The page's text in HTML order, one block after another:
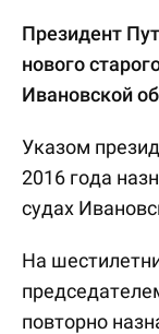
Президент
нового
Ивановской
Указом
2016 года
судах
На
повторно